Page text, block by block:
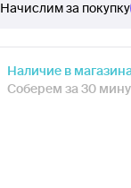
Начислим за покупку
Наличие в
Соберем за 30